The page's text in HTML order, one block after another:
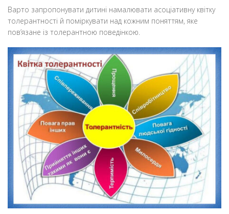
Варто запропонувати дитині намалювати асоціативну квітку
толерантності й поміркувати над кожним поняттям, яке
пов’язане із толерантною поведінкою.